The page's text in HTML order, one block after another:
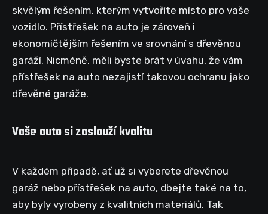
skvělým řešením, kterým vytvoříte místo pro vaše
vozidlo. Přístřešek na auto je zároveň i
ekonomičtějším řešením ve srovnání s dřevěnou
garáží. Nicméně, měli byste brát v úvahu, že vám
přístřešek na auto nezajistí takovou ochranu jako
dřevěné garáže.
Vaše auto si zaslouží kvalitu
V každém případě, ať už si vyberete dřevěnou
garáž nebo přístřešek na auto, dbejte také na to,
aby byly vyrobeny z kvalitních materiálů. Tak